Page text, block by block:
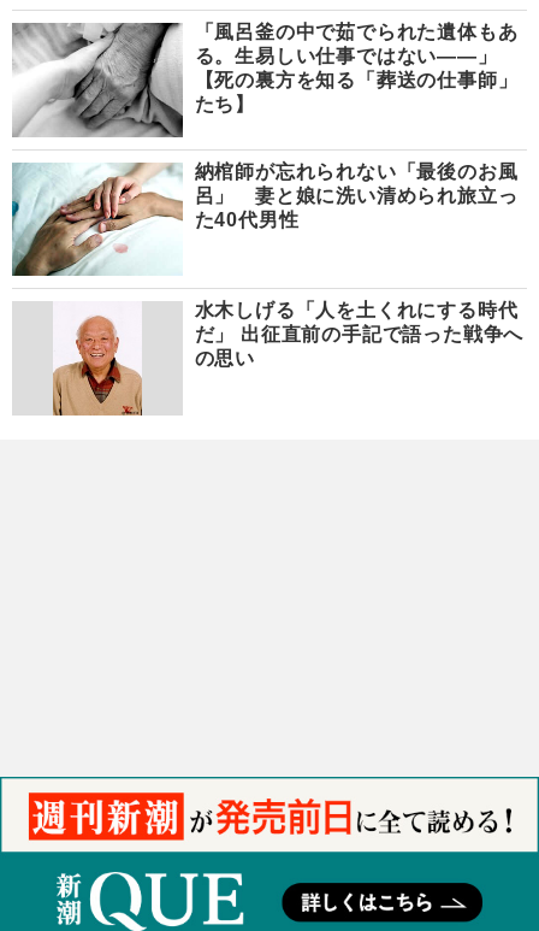
「風呂釜の中で茹でられた遺体もあ
る。生易しい仕事ではない――」
【死の裏方を知る「葬送の仕事師」
たち】
納棺師が忘れられない「最後のお風
呂」 妻と娘に洗い清められ旅立っ
た40代男性
水木しげる「人を土くれにする時代
だ」 出征直前の手記で語った戦争へ
の思い